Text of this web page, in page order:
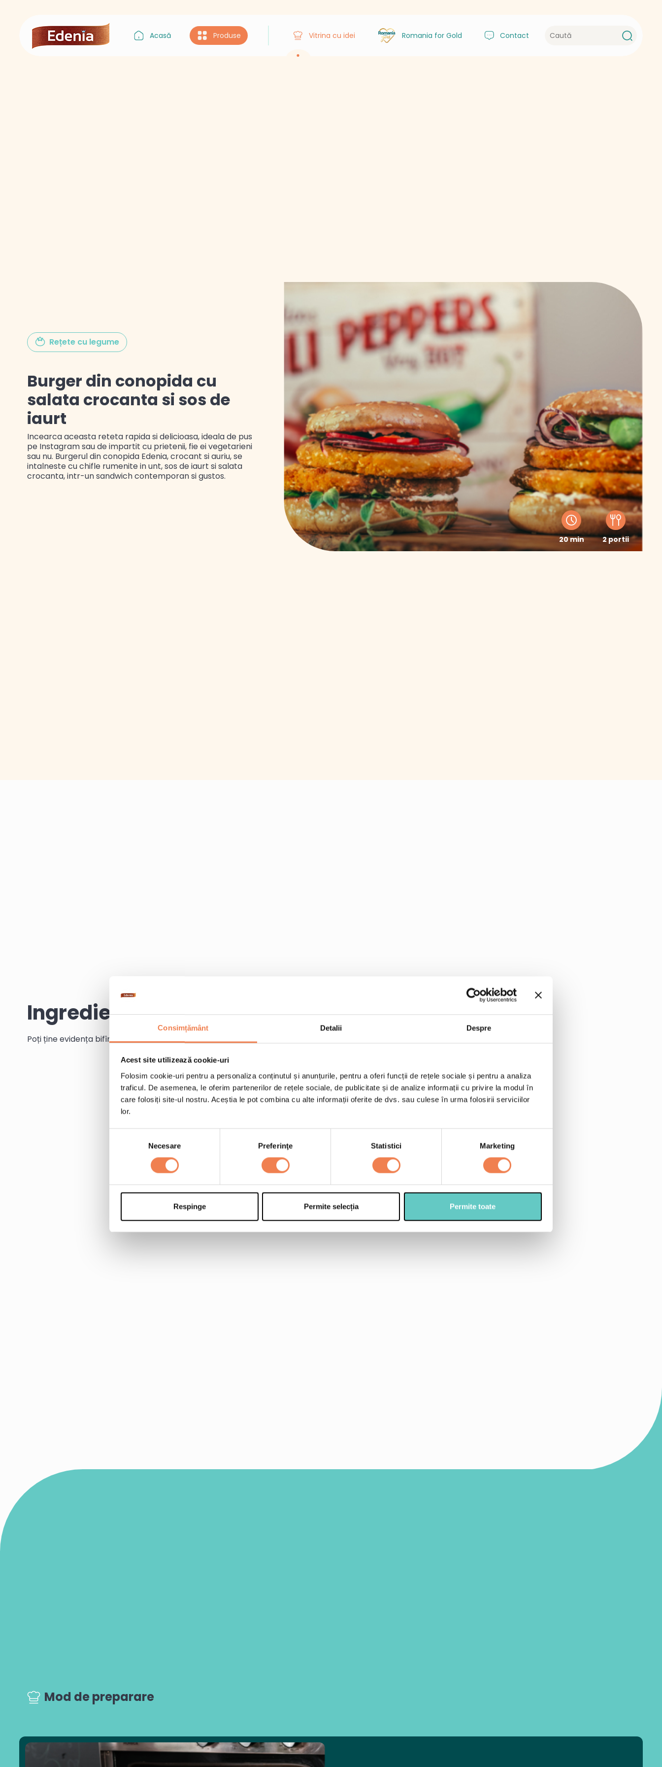
Consimțământ Detalii Despre
Acest site utilizează cookie-uri
Folosim cookie-uri pentru a personaliza conținutul și anunțurile, pentru a oferi funcții de rețele sociale și pentru a analiza
traficul. De asemenea, le oferim partenerilor de rețele sociale, de publicitate și de analize informații cu privire la modul în
care folosiți site-ul nostru. Aceștia le pot combina cu alte informații oferite de dvs. sau culese în urma folosirii serviciilor
lor.
consimțământului
Necesare Preferinţe Statistici Marketing
Respinge Permite selecția Permite toate
Acasă Produse
Gustul Libanului
Vitrina cu idei Romania for Gold Contact
20 min 2 portii
Rețete cu legume
Burger din conopida cu
salata crocanta si sos de
iaurt
Incearca aceasta reteta rapida si delicioasa, ideala de pus
pe Instagram sau de impartit cu prietenii, fie ei vegetarieni
sau nu. Burgerul din conopida Edenia, crocant si auriu, se
intalneste cu chifle rumenite in unt, sos de iaurt si salata
crocanta, intr-un sandwich contemporan si gustos.
Ingrediente
Poți ține evidența bifînd ingredientele pe măsură ce le adaugi.
1 cutie Burger din conopida Edenia 300g
1 ceapa rosie taiata felii subtiri
sucul de la 1/2 lamaie
1/2 punga salata mix/baby spanac
2 fire de ceapa verde tocata marunt
2-3 crengute de oregano proaspat
2-3 fire de coriandru proaspat
un cubulet de unt (15-20 g)
5 ml ulei de masline
sare si piper
Mod de preparare